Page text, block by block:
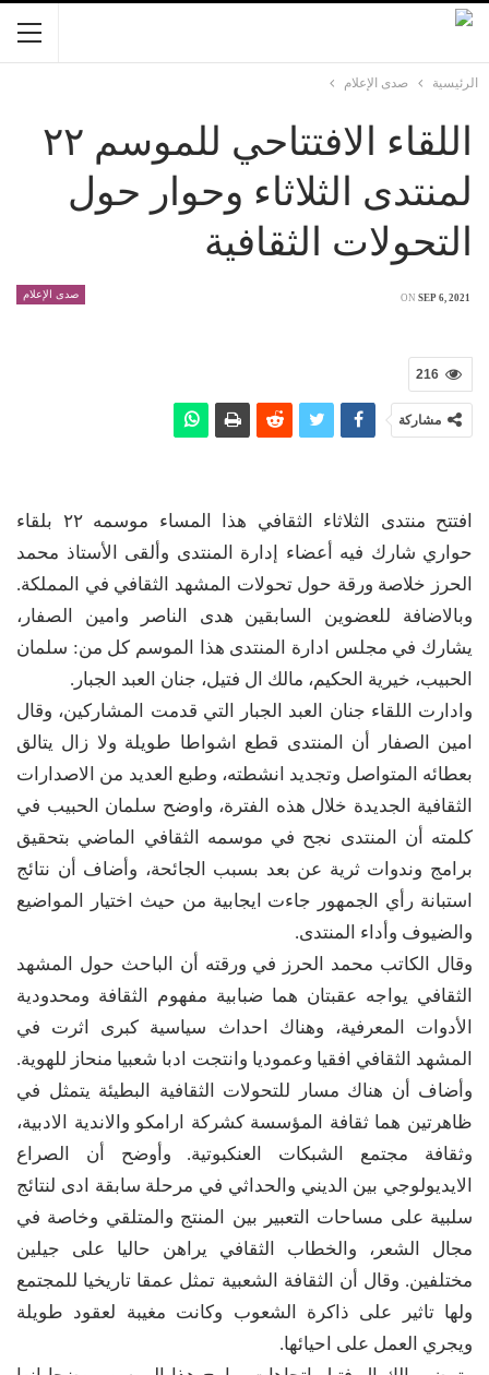
الرئيسية صدى الإعلام
اللقاء الافتتاحي للموسم ٢٢
لمنتدى الثلاثاء وحوار حول
التحولات الثقافية
صدى الإعلام ON SEP 6, 2021
216
مشاركة
افتتح منتدى الثلاثاء الثقافي هذا المساء موسمه ٢٢ بلقاء
حواري شارك فيه أعضاء إدارة المنتدى وألقى الأستاذ محمد
الحرز خلاصة ورقة حول تحولات المشهد الثقافي في المملكة.
وبالاضافة للعضوين السابقين هدى الناصر وامين الصفار،
يشارك في مجلس ادارة المنتدى هذا الموسم كل من: سلمان
الحبيب، خيرية الحكيم، مالك ال فتيل، جنان العبد الجبار.
وادارت اللقاء جنان العبد الجبار التي قدمت المشاركين، وقال
امين الصفار أن المنتدى قطع اشواطا طويلة ولا زال يتالق
بعطائه المتواصل وتجديد انشطته، وطبع العديد من الاصدارات
الثقافية الجديدة خلال هذه الفترة، واوضح سلمان الحبيب في
كلمته أن المنتدى نجح في موسمه الثقافي الماضي بتحقيق
برامج وندوات ثرية عن بعد بسبب الجائحة، وأضاف أن نتائج
استبانة رأي الجمهور جاءت ايجابية من حيث اختيار المواضيع
والضيوف وأداء المنتدى.
وقال الكاتب محمد الحرز في ورقته أن الباحث حول المشهد
الثقافي يواجه عقبتان هما ضبابية مفهوم الثقافة ومحدودية
الأدوات المعرفية، وهناك احداث سياسية كبرى اثرت في
المشهد الثقافي افقيا وعموديا وانتجت ادبا شعبيا منحاز للهوية.
وأضاف أن هناك مسار للتحولات الثقافية البطيئة يتمثل في
ظاهرتين هما ثقافة المؤسسة كشركة ارامكو والاندية الادبية،
وثقافة مجتمع الشبكات العنكبوتية. وأوضح أن الصراع
الايديولوجي بين الديني والحداثي في مرحلة سابقة ادى لنتائج
سلبية على مساحات التعبير بين المنتج والمتلقي وخاصة في
مجال الشعر، والخطاب الثقافي يراهن حاليا على جيلين
مختلفين. وقال أن الثقافة الشعبية تمثل عمقا تاريخيا للمجتمع
ولها تاثير على ذاكرة الشعوب وكانت مغيبة لعقود طويلة
ويجري العمل على احيائها.